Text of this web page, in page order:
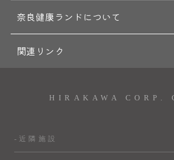
奈良健康ランドについて
関連リンク
HIRAKAWA CORP.
-近隣施設